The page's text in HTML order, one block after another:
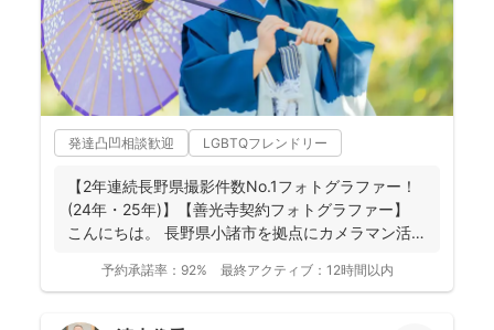
発達凸凹相談歓迎 LGBTQフレンドリー
【2年連続長野県撮影件数No.1フォトグラファー！
(24年・25年)】【善光寺契約フォトグラファー】
こんにちは。 長野県小諸市を拠点にカメラマン活
予約承諾率： 92% 最終アクティブ： 12時間以内